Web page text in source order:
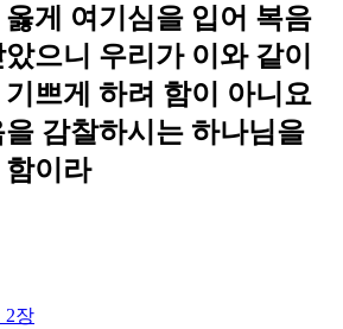
게 여기심을 입어 복음
으니 우리가 이와 같이
쁘게 하려 함이 아니요
감찰하시는 하나님을
이라
2장